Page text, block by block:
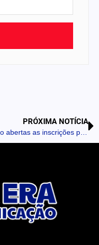
PRÓXIMA NOTÍCIA
Estão abertas as inscrições para as equipes de trabalho para o 5º Acampamento Mirim